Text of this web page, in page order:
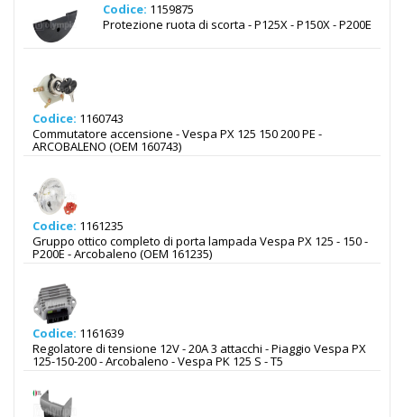
Codice: 1159875
Protezione ruota di scorta - P125X - P150X - P200E
Codice: 1160743
Commutatore accensione - Vespa PX 125 150 200 PE -
ARCOBALENO (OEM 160743)
Codice: 1161235
Gruppo ottico completo di porta lampada Vespa PX 125 - 150 -
P200E - Arcobaleno (OEM 161235)
Codice: 1161639
Regolatore di tensione 12V - 20A 3 attacchi - Piaggio Vespa PX
125-150-200 - Arcobaleno - Vespa PK 125 S - T5